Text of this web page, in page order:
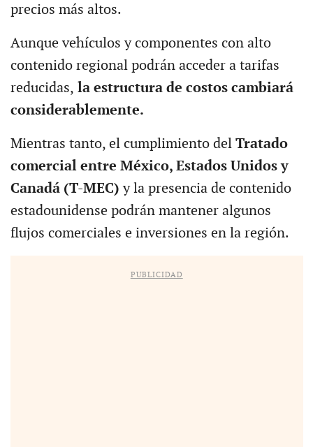
precios más altos.
Aunque vehículos y componentes con alto
contenido regional podrán acceder a tarifas
reducidas, la estructura de costos cambiará
considerablemente.
Mientras tanto, el cumplimiento del Tratado
comercial entre México, Estados Unidos y
Canadá (T-MEC) y la presencia de contenido
estadounidense podrán mantener algunos
flujos comerciales e inversiones en la región.
PUBLICIDAD